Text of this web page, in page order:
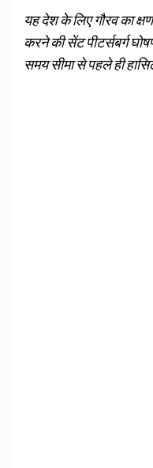
यह देश के लिए गौरव का
करने की सेंट पीटर्सबर्ग
समय सीमा से पहले ही